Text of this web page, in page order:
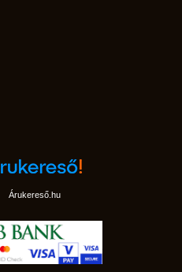
Árukereső.hu